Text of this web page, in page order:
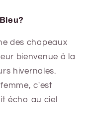
des chapeaux
bienvenue à la
hivernales.
c'est
écho au ciel